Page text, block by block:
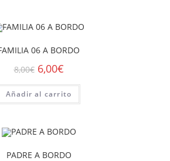
06 A BORDO
8,00€ 6,00€
Añadir al carrito
PADRE A BORDO